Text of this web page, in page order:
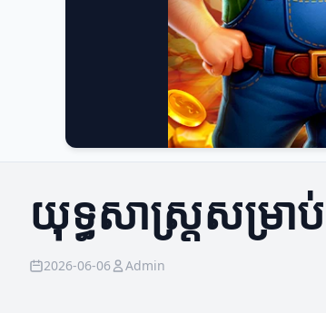
យុទ្ធសាស្ត្រ​សម្រា
2026-06-06 Admin